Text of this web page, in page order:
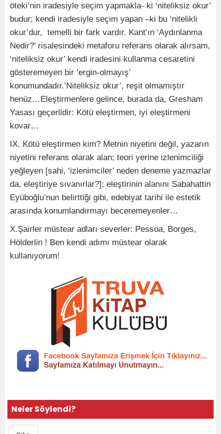
öteki’nin iradesiyle seçim yapmakla- ki ‘niteliksiz okur’
budur; kendi iradesiyle seçim yapan –ki bu ‘nitelikli
okur’dur, temelli bir fark vardır. Kant’ın ‘Aydınlanma
Nedir?’ risalesindeki metaforu referans olarak alırsam,
‘niteliksiz okur’ kendi iradesini kullanma cesaretini
gösteremeyen bir ‘ergin-olmayış’
konumundadır.’Niteliksiz okur’, reşit olmamıştır
henüz…Eleştirmenlere gelince, burada da, Gresham
Yasası geçerlidir: Kötü eleştirmen, iyi eleştirmeni
kovar…
IX. Kötü eleştirmen kim? Metnin niyetini değil, yazarın
niyetini referans olarak alan; teori yerine izlenimciliği
yeğleyen [sahi, ‘izlenimciler’ neden deneme yazmazlar
da, eleştiriye sıvanırlar?]; eleştirinin alanını Sabahattin
Eyüboğlu’nun belirttiği gibi, edebiyat tarihi ile estetik
arasında konumlandırmayı beceremeyenler…
X.Şairler müstear adları severler: Pessoa, Borges,
Hölderlin ! Ben kendi adımı müstear olarak
kullanıyorum!
Neler Söylendi?